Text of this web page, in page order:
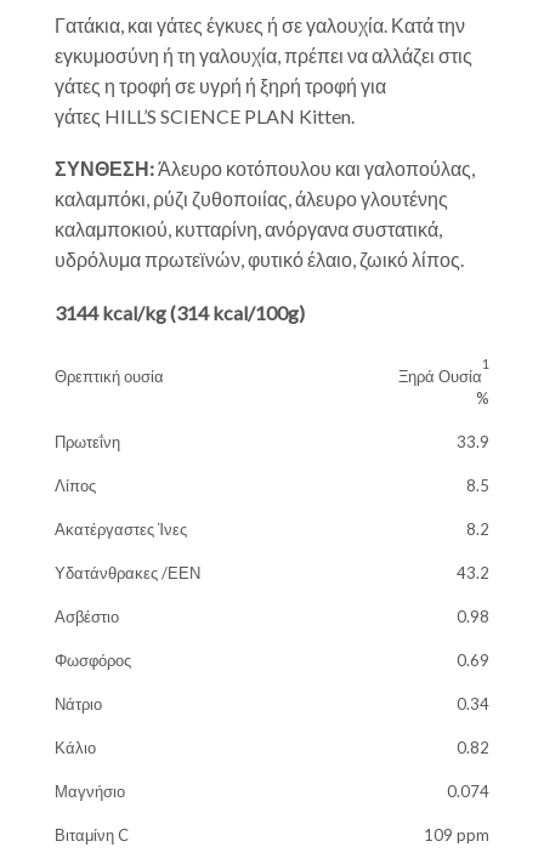
Γατάκια, και γάτες έγκυες ή σε γαλουχία. Κατά την
εγκυμοσύνη ή τη γαλουχία, πρέπει να αλλάζει στις
γάτες η τροφή σε υγρή ή ξηρή τροφή για
γάτες HILL’S SCIENCE PLAN Kitten.
ΣΥΝΘΕΣΗ:Άλευρο κοτόπουλου και γαλοπούλας,
καλαμπόκι, ρύζι ζυθοποιίας, άλευρο γλουτένης
καλαμποκιού, κυτταρίνη, ανόργανα συστατικά,
υδρόλυμα πρωτεϊνών, φυτικό έλαιο, ζωικό λίπος.
3144 kcal/kg (314 kcal/100g)
Θρεπτική ουσία Ξηρά Ουσία
1
%
Πρωτεΐνη 33.9
Λίπος 8.5
Ακατέργαστες Ίνες 8.2
Υδατάνθρακες /ΕΕΝ 43.2
Ασβέστιο 0.98
Φωσφόρος 0.69
Νάτριο 0.34
Κάλιο 0.82
Μαγνήσιο 0.074
Βιταμίνη C 109 ppm